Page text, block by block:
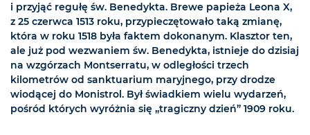
i przyjąć regułę św. Benedykta. Brewe papieża Leona X,
z 25 czerwca 1513 roku, przypieczętowało taką zmianę,
która w roku 1518 była faktem dokonanym. Klasztor ten,
ale już pod wezwaniem św. Benedykta, istnieje do dzisiaj
na wzgórzach Montserratu, w odległości trzech
kilometrów od sanktuarium maryjnego, przy drodze
wiodącej do Monistrol. Był świadkiem wielu wydarzeń,
pośród których wyróżnia się „tragiczny dzień” 1909 roku.